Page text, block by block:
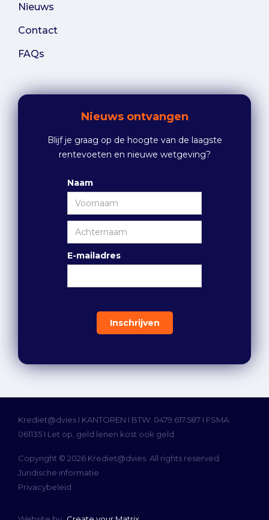
Nieuws
Contact
FAQs
Nieuws ontvangen
Blijf je graag op de hoogte van de laagste
rentevoeten en nieuwe wetgeving?
Naam
E-mailadres
Krediet@dvies I KANTOREN I BTW: 0479.617.587 I FSMA:
061135 I Let op, geld lenen kost ook geld
Copyright © 2026 Krediet@dvies. All rights reserved
Juridische informatie
Privacybeleid